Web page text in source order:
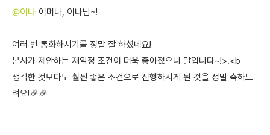
@이나 어머나, 이나님~!
여러 번 통화하시기를 정말 잘 하셨네요!
본사가 제안하는 재약정 조건이 더욱 좋아졌으니 말입니다~!>.<b
생각한 것보다도 훨씬 좋은 조건으로 진행하시게 된 것을 정말 축하드
려요!🎉🎉